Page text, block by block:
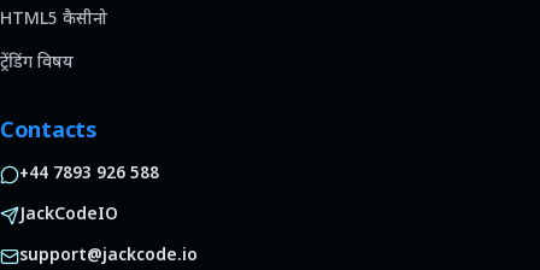
HTML5 कैसीनो
ट्रेंडिंग विषय
Contacts
+44 7893 926 588
JackCodeIO
support@jackcode.io